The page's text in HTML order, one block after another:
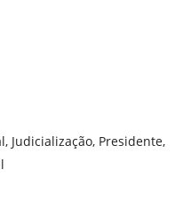
Judicialização, Presidente,